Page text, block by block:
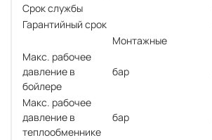
Срок службы
Гарантийный срок
Монтажные
Макс. рабочее
давление в
бойлере
бар
Макс. рабочее
давление в
теплообменнике
бар